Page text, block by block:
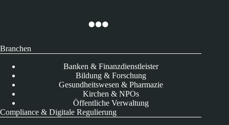
Branchen
Banken & Finanzdienstleister
Bildung & Forschung
Gesundheitswesen & Pharmazie
Kirchen & NPOs
Öffentliche Verwaltung
Compliance & Digitale Regulierung